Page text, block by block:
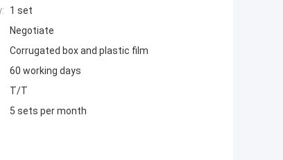
1 set
Negotiate
Corrugated box and plastic film
60 working days
T/T
5 sets per month